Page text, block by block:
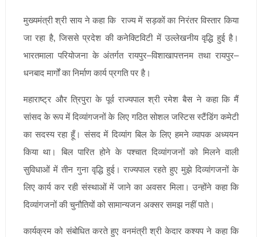
मुख्यमंत्री श्री साय ने कहा कि राज्य में सड़कों का निरंतर विस्तार किया
जा रहा है, जिससे प्रदेश की कनेक्टिविटी में उल्लेखनीय वृद्धि हुई है।
भारतमाला परियोजना के अंतर्गत रायपुर–विशाखापत्तनम तथा रायपुर–
धनबाद मार्गों का निर्माण कार्य प्रगति पर है।
महाराष्ट्र और त्रिपुरा के पूर्व राज्यपाल श्री रमेश बैस ने कहा कि मैं
सांसद के रूप में दिव्यांगजनों के लिए गठित सोशल जस्टिस स्टैंडिंग कमेटी
का सदस्य रहा हूँ। संसद में दिव्यांग बिल के लिए हमने व्यापक अध्ययन
किया था। बिल पारित होने के पश्चात दिव्यांगजनों को मिलने वाली
सुविधाओं में तीन गुना वृद्धि हुई। राज्यपाल रहते हुए मुझे दिव्यांगजनों के
लिए कार्य कर रही संस्थाओं में जाने का अवसर मिला। उन्होंने कहा कि
दिव्यांगजनों की चुनौतियों को सामान्यजन अक्सर समझ नहीं पाते।
कार्यक्रम को संबोधित करते हुए वनमंत्री श्री केदार कश्यप ने कहा कि